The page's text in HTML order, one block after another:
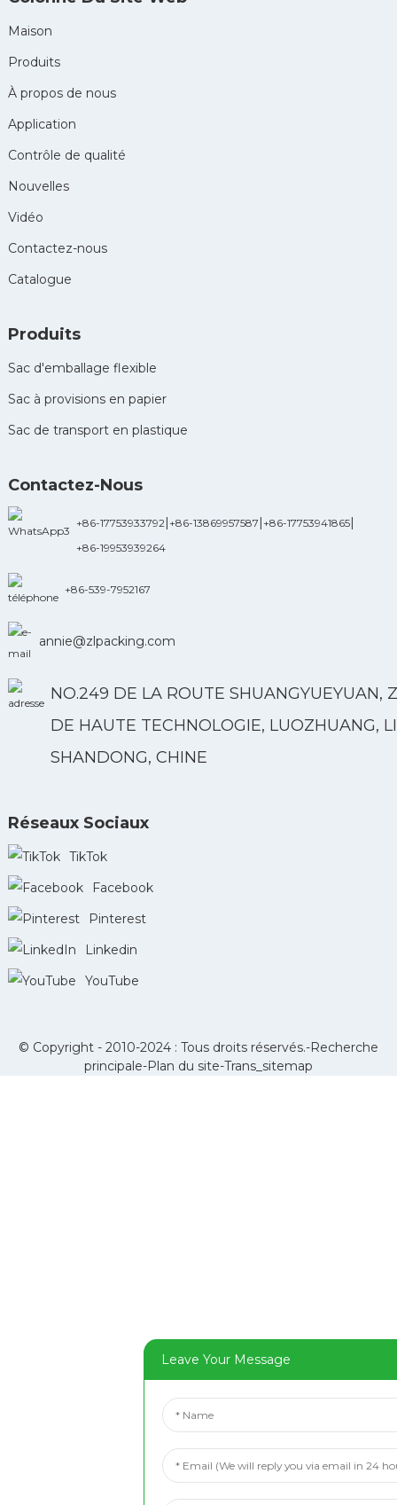
Maison
Produits
À propos de nous
Application
Contrôle de qualité
Nouvelles
Vidéo
Contactez-nous
Catalogue
Produits
Sac d'emballage flexible
Sac à provisions en papier
Sac de transport en plastique
Contactez-Nous
+86-17753933792| +86-13869957587 | +86-17753941865|
+86-19953939264
+86-539-7952167
annie@zlpacking.com
NO.249 DE LA ROUTE SHUANGYUEYUAN,
DE HAUTE TECHNOLOGIE, LUOZHUANG,
SHANDONG, CHINE
Réseaux Sociaux
TikTok
Facebook
Pinterest
Linkedin
YouTube
© Copyright - 2010-2024 : Tous droits réservés.-Recherche
principale-Plan du site-Trans_sitemap
Leave Your Message